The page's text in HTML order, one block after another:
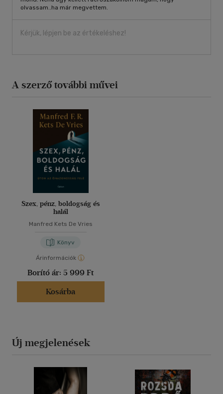
olvassam..ha már megvettem.
Kérjük, lépjen be az értékeléshez!
A szerző további művei
Szex, pénz, boldogság és
halál
Manfred Kets De Vries
Könyv
Árinformációk
Borító ár: 5 999 Ft
Kosárba
Új megjelenések